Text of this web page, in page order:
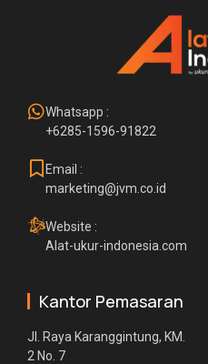
Whatsapp :
+6285-1596-91822
Email :
marketing@jvm.co.id
Website :
Alat-ukur-indonesia.com
Kantor Pemasaran
Jl. Raya Karanggintung, KM.
2 No. 7